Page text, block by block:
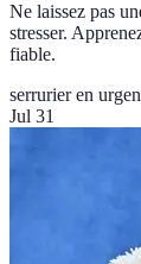
Ne laissez pas
stresser.
fiable.
serrurier en
Jul 31